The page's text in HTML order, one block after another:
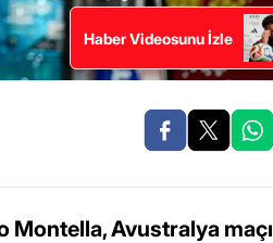
Haber Videosunu İzle
Montella, Avustralya maçı